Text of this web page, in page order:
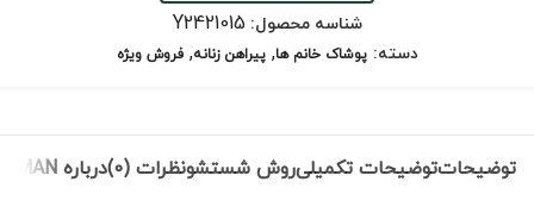
شناسه محصول: Y2421015
دسته: پوشاک خانم ها, پیراهن زنانه, فروش ویژه
توضیحاتتوضیحات تکمیلیروش شستشونظرات (0) درباره ROMAN